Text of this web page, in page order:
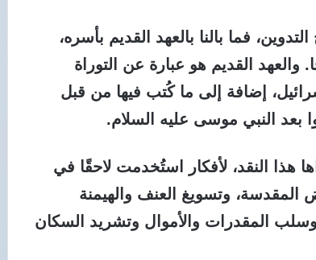
فما بالنا بالعهد القديم بأسره،
القديم هو عبارة عن التوراة
إضافة إلى ما كُتب فيها من قبل
بعد النبي موسى عليه السلام.
هذا النقد، لأفكار استُخدمت لاحقًا في
المقدسة، وتسويغ العنف والهيمنة
المقدرات والأموال وتشريد السكان